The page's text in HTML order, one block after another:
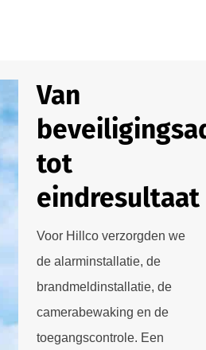
Van
tot
eindresultaat
Voor Hillco verzorgden we
de alarminstallatie, de
brandmeldinstallatie, de
camerabewaking en de
toegangscontrole. Een